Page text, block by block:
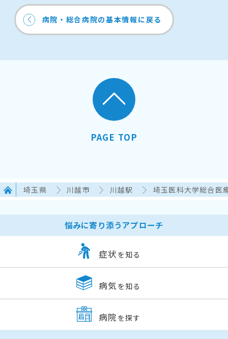
病院・総合病院の基本情報に戻る
PAGE TOP
埼玉県 川越市 川越駅 埼玉医科大学総合医
悩みに寄り添うアプローチ
症状 を知る
病気 を知る
病院 を探す